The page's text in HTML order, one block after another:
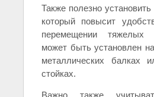
Также полезно
который повысит
перемещении тяжелых
может быть установлен
металлических балках
стойках.
Важно также